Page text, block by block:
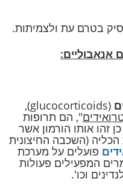
בטרם עת ולצמיתות.
אנאבוליים:
(glucocorticoids),
", הם תרופות
זהו אותו הורמון אשר
(השכבה החיצונית
פועלים על מערכת
המפעילים פעולות
וכו'.